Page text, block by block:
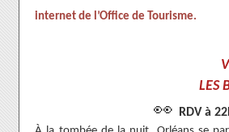
internet de l’Office de Tourisme.
LES
👀 RDV à